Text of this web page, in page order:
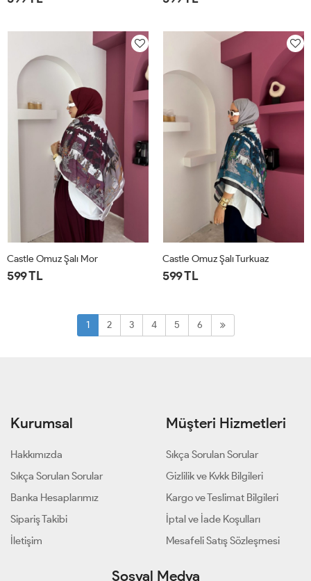
Castle Omuz Şalı Mor
599 TL
Castle Omuz Şalı Turkuaz
599 TL
1 2 3 4 5 6
Kurumsal
Hakkımızda
Sıkça Sorulan Sorular
Banka Hesaplarımız
Sipariş Takibi
İletişim
Müşteri Hizmetleri
Sıkça Sorulan Sorular
Gizlilik ve Kvkk Bilgileri
Kargo ve Teslimat Bilgileri
İptal ve İade Koşulları
Mesafeli Satış Sözleşmesi
Sosyal Medya